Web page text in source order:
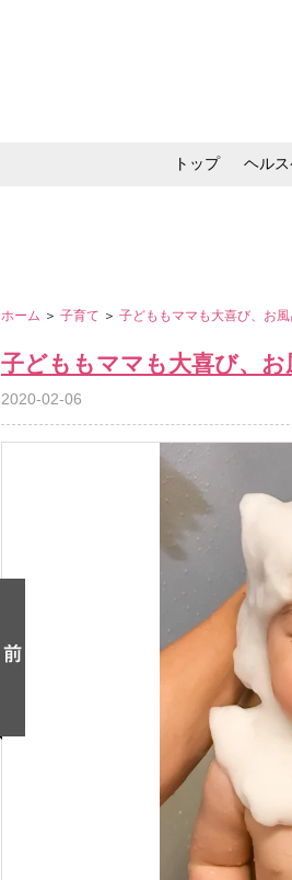
トップ ヘル
ホーム ＞ 子育て ＞ 子どももママも大喜び、お
子どももママも大喜び、
2020-02-06